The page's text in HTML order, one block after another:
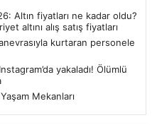
Altın fiyatları ne kadar oldu?
altını alış satış fiyatları
kurtaran personele
yakaladı! Ölümlü
Mekanları